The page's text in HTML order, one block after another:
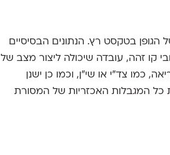
בטקסט רץ. הנתונים הבסיסיים
קו זהה, עובדה שיכולה ליצור מצב של
כמו צד"י או שי"ן, וכמו כן ישנן
כל המגבלות האכזריות של המסורת